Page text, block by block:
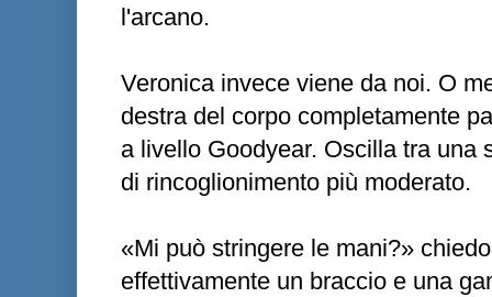
l'arcano.
Veronica invece viene da noi. O
destra del corpo completamente
a livello Goodyear. Oscilla tra una
di rincoglionimento più moderato.
«Mi può stringere le mani?»
effettivamente un braccio e una